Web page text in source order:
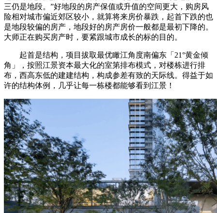
三仍是地段。”好地段的房产保值或升值的空间更大，购房风
险相对城市偏近郊区较小，就算将来房价暴跌，起首下跌的也
是地段较偏的房产，地段好的房产房价一般都是最初下降的。
大师正在购买房产时，要紧跟城市成长的标的目的。
起首是结构，项目拔取最优瞰江角度南偏东「21°黄金倾
角」，按照江景资本最大化的室第排布模式，对楼栋进行排
布，西高东低的建建结构，构成参差有致的天际线。得益于如
许的结构体例，几乎让每一栋楼都能够看到江景！